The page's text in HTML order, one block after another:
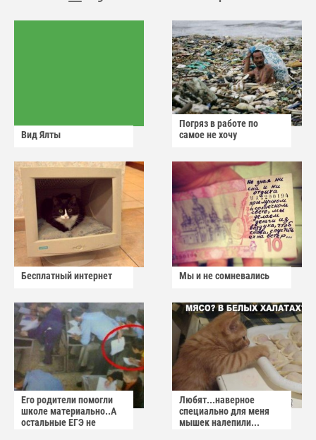
Вид Ялты
Погряз в работе по
самое не хочу
Бесплатный интернет Мы и не сомневались
Его родители помогли
школе материально..А
остальные ЕГЭ не
Любят...наверное
специально для меня
мышек налепили...